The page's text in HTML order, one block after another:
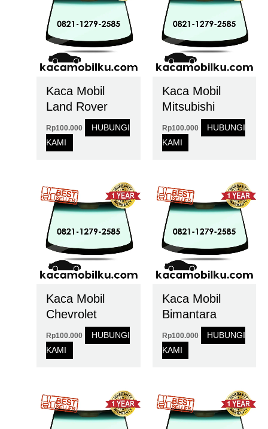
Kaca Mobil
Land Rover
Rp100.000
HUBUNGI
KAMI
Kaca Mobil
Mitsubishi
Rp100.000
HUBUNGI
KAMI
Kaca Mobil
Chevrolet
Rp100.000
HUBUNGI
KAMI
Kaca Mobil
Bimantara
Rp100.000
HUBUNGI
KAMI